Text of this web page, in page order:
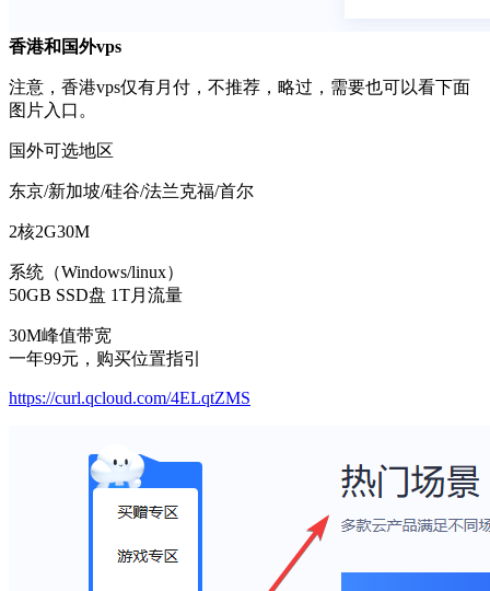
香港和国外vps
注意，香港vps仅有月付，不推荐，略过，需要也可以看下面
图片入口。
国外可选地区
东京/新加坡/硅谷/法兰克福/首尔
2核2G30M
系统（Windows/linux）
50GB SSD盘 1T月流量
30M峰值带宽
一年99元，购买位置指引
https://curl.qcloud.com/4ELqtZMS